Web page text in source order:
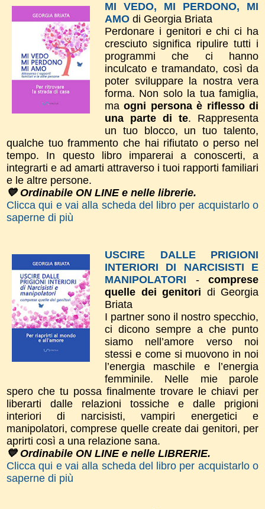
MI VEDO, MI PERDONO, MI
AMO di Georgia Briata
Perdonare i genitori e chi ci ha
cresciuto significa ripulire tutti i
programmi che ci hanno
inculcato e tramandato, così da
poter sviluppare la nostra vera
forma. Non solo la tuafamiglia,
maogni persona è riflesso di
una parte di te. Rappresenta
un tuo blocco, un tuo talento,
qualche tuo frammento che hai rifiutato o perso nel
tempo.
In questo libro imparerai a conoscerti, a
integrarti e ad amarti attraverso i tuoi rapporti familiari
e le altre persone.
💙 Ordinabile ON LINE e nelle librerie.
Clicca qui e vai alla scheda del libro per acquistarlo o
saperne di più
USCIRE DALLE PRIGIONI
INTERIORI DI NARCISISTI E
MANIPOLATORI
- comprese
quelle dei genitori di Georgia
Briata
I partner sono il nostro specchio,
ci dicono sempre a che punto
siamo nell’amore verso noi
stessi e come si muovono in noi
l’energia maschile e l’energia
femminile. Nelle mie parole
spero che tu possa finalmente trovare le chiavi per
liberarti dalle relazioni tossiche e dalle prigioni
interiori di narcisisti, vampiri energetici e
manipolatori, comprese quelle create dai genitori, per
aprirti così a una relazione sana.
💙 Ordinabile ON LINE e nelle LIBRERIE.
Clicca qui e vai alla scheda del libro per acquistarlo o
saperne di più